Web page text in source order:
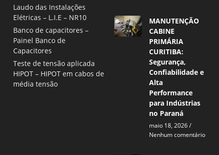
Laudo das Instalações
Elétricas – L.I.E – NR10
Banco de capacitores –
Painel Banco de
Capacitores
Teste de tensão aplicada
HIPOT – HIPOT em cabos de
média tensão
MANUTENÇÃO
CABINE
PRIMÁRIA
CURITIBA:
Segurança,
Confiabilidade e
Alta
Performance
para Indústrias
no Paraná
maio 18, 2026
Nenhum comentário